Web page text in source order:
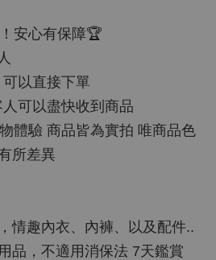
安心有保障🏆
以直接下單
可以盡快收到商品
體驗 商品皆為實拍 唯商品色
所差異
情趣內衣、內褲、以及配件..
品，不適用消保法 7天鑑賞